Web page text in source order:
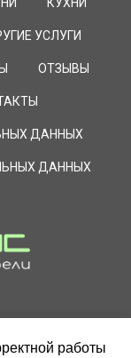
КУХНИ
УСЛУГИ
ОТЗЫВЫ
ДАННЫХ
ДАННЫХ
работы